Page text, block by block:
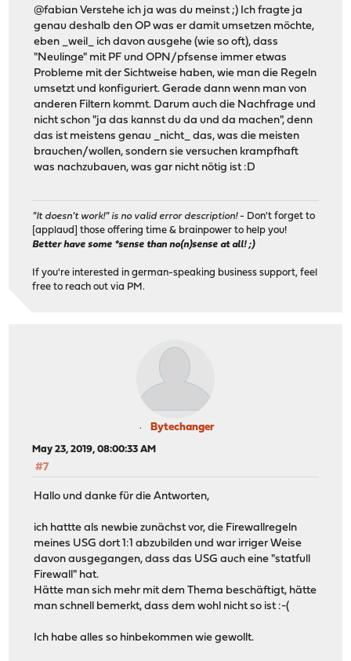
@fabian Verstehe ich ja was du meinst ;) Ich fragte ja
genau deshalb den OP was er damit umsetzen möchte,
eben _weil_ ich davon ausgehe (wie so oft), dass
"Neulinge" mit PF und OPN/pfsense immer etwas
Probleme mit der Sichtweise haben, wie man die Regeln
umsetzt und konfiguriert. Gerade dann wenn man von
anderen Filtern kommt. Darum auch die Nachfrage und
nicht schon "ja das kannst du da und da machen", denn
das ist meistens genau _nicht_ das, was die meisten
brauchen/wollen, sondern sie versuchen krampfhaft
was nachzubauen, was gar nicht nötig ist :D
"It doesn't work!" is no valid error description!- Don't forget to
[applaud] those offering time & brainpower to help you!
Better have some *sense than no(n)sense at all! ;)
If you're interested in german-speaking business support, feel
free to reach out via PM.
Bytechanger
May 23, 2019, 08:00:33 AM
#7
Hallo und danke für die Antworten,
ich hattte als newbie zunächst vor, die Firewallregeln
meines USG dort 1:1 abzubilden und war irriger Weise
davon ausgegangen, dass das USG auch eine "statfull
Firewall" hat.
Hätte man sich mehr mit dem Thema beschäftigt, hätte
man schnell bemerkt, dass dem wohl nicht so ist :-(
Ich habe alles so hinbekommen wie gewollt.